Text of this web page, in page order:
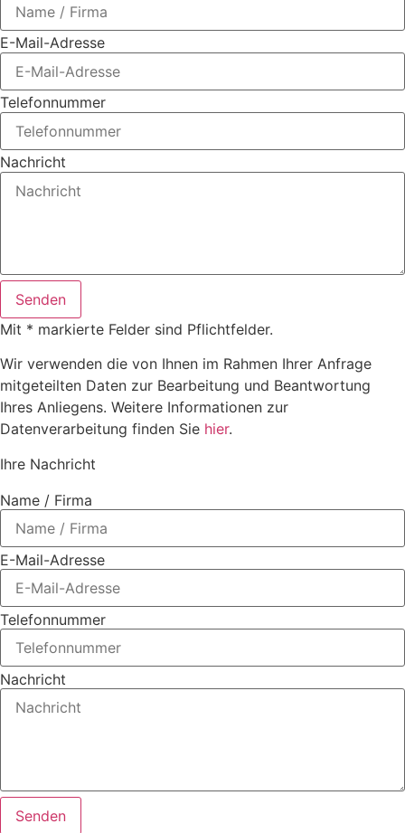
E-Mail-Adresse
Telefonnummer
Nachricht
Senden
Mit * markierte Felder sind Pflichtfelder.
Wir verwenden die von Ihnen im Rahmen Ihrer Anfrage
mitgeteilten Daten zur Bearbeitung und Beantwortung
Ihres Anliegens. Weitere Informationen zur
Datenverarbeitung finden Sie hier.
Ihre Nachricht
Name / Firma
E-Mail-Adresse
Telefonnummer
Nachricht
Senden